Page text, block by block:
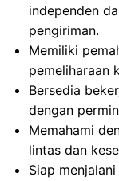
independen
pengiriman.
Memiliki
pemeliharaan
Bersedia
dengan
Memahami
lintas dan
Siap